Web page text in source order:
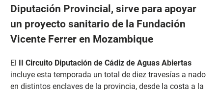
Diputación Provincial, sirve para apoyar
un proyecto sanitario de la Fundación
Vicente Ferrer en Mozambique
El II Circuito Diputación de Cádiz de Aguas Abiertas
incluye esta temporada un total de diez travesías a nado
en distintos enclaves de la provincia, desde la costa a la